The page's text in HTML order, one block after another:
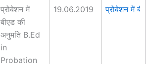
प्रोबेशन में
बीएड की
अनुमति B.Ed
in
Probation
19.06.2019 प्रोबेशन में